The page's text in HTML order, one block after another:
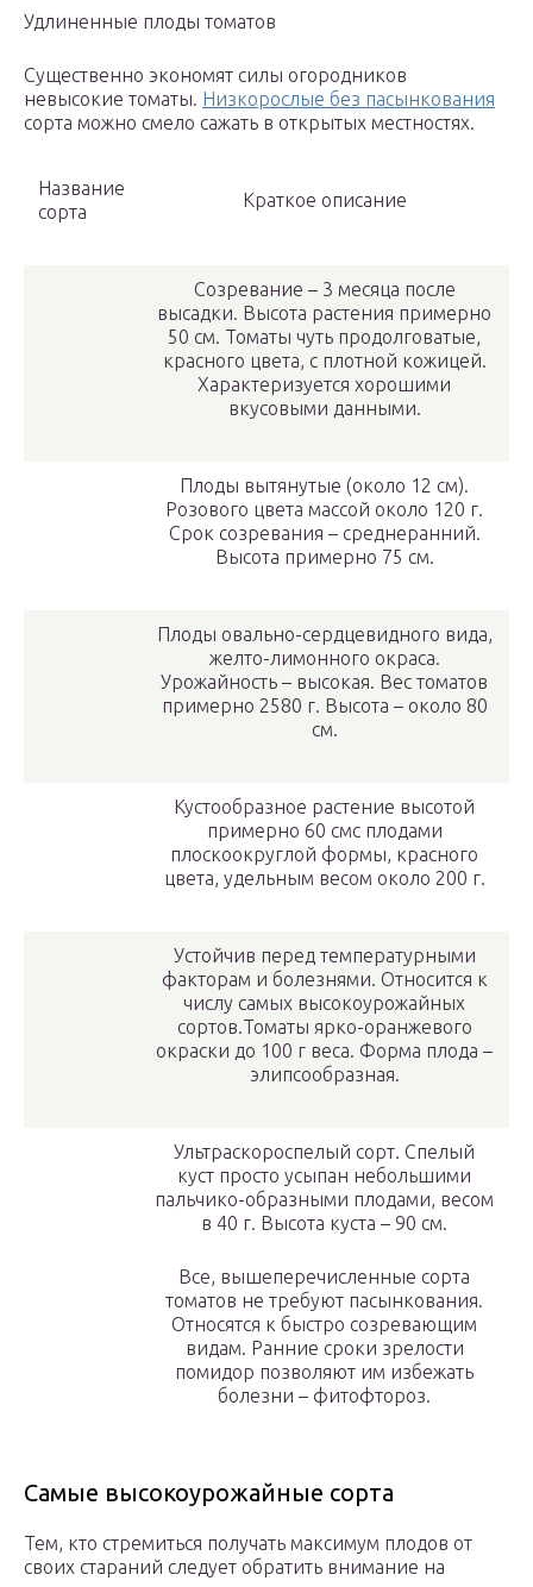
Удлиненные плоды томатов
Существенно экономят силы огородников
невысокие томаты. Низкорослые без пасынкования
сорта можно смело сажать в открытых местностях.
Название
сорта
Краткое описание
Созревание – 3 месяца после
высадки. Высота растения примерно
50 см. Томаты чуть продолговатые,
красного цвета, с плотной кожицей.
Характеризуется хорошими
вкусовыми данными.
Плоды вытянутые (около 12 см).
Розового цвета массой около 120 г.
Срок созревания – среднеранний.
Высота примерно 75 см.
Плоды овально-сердцевидного вида,
желто-лимонного окраса.
Урожайность – высокая. Вес томатов
примерно 2580 г. Высота – около 80
см.
Кустообразное растение высотой
примерно 60 смс плодами
плоскоокруглой формы, красного
цвета, удельным весом около 200 г.
Устойчив перед температурными
факторам и болезнями. Относится к
числу самых высокоурожайных
сортов.Томаты ярко-оранжевого
окраски до 100 г веса. Форма плода –
элипсообразная.
Ультраскороспелый сорт. Спелый
куст просто усыпан небольшими
пальчико-образными плодами, весом
в 40 г. Высота куста – 90 см.
Все, вышеперечисленные сорта
томатов не требуют пасынкования.
Относятся к быстро созревающим
видам. Ранние сроки зрелости
помидор позволяют им избежать
болезни – фитофтороз.
Самые высокоурожайные сорта
Тем, кто стремиться получать максимум плодов от
своих стараний следует обратить внимание на